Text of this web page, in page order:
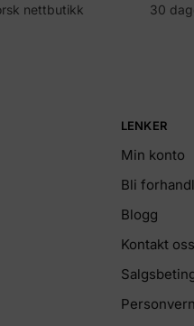
nettbutikk 30
LENKER
Min konto
Bli
Blogg
Kontakt oss
Personvern